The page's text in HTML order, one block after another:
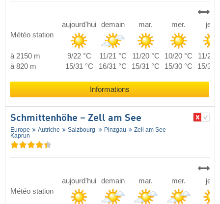
Météo station
aujourd'hui demain mar. mer. jeu.
à 2150 m 9/22 °C 11/21 °C 11/20 °C 10/20 °C
11/20
à 820 m
15/31 °C 16/31 °C 15/31 °C 15/30 °C 15/31
Informations
Schmittenhöhe – Zell am See
Europe Autriche Salzbourg Pinzgau
Zell am See-
Kaprun
Météo station
aujourd'hui demain mar. mer. jeu.